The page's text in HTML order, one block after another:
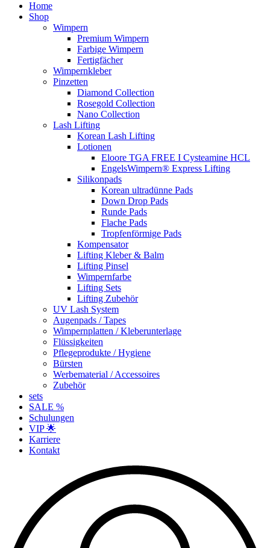
Home
Shop
Wimpern
Premium Wimpern
Farbige Wimpern
Fertigfächer
Wimpernkleber
Pinzetten
Diamond Collection
Rosegold Collection
Nano Collection
Lash Lifting
Korean Lash Lifting
Lotionen
Eloore TGA FREE I Cysteamine HCL
EngelsWimpern® Express Lifting
Silikonpads
Korean ultradünne Pads
Down Drop Pads
Runde Pads
Flache Pads
Tropfenförmige Pads
Kompensator
Lifting Kleber & Balm
Lifting Pinsel
Wimpernfarbe
Lifting Sets
Lifting Zubehör
UV Lash System
Augenpads / Tapes
Wimpernplatten / Kleberunterlage
Flüssigkeiten
Pflegeprodukte / Hygiene
Bürsten
Werbematerial / Accessoires
Zubehör
sets
SALE %
Schulungen
VIP 🌟
Karriere
Kontakt